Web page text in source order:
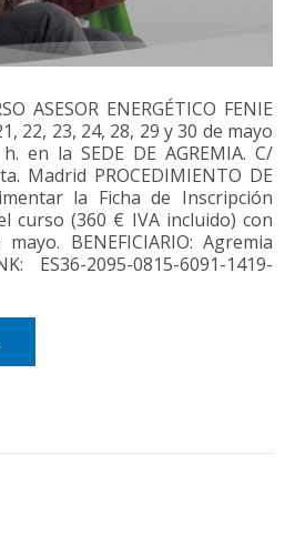
ASESOR ENERGÉTICO FENIE
22, 23, 24, 28, 29 y 30 de mayo
en la SEDE DE AGREMIA. C/
Madrid PROCEDIMIENTO DE
la Ficha de Inscripción
curso (360 € IVA incluido) con
BENEFICIARIO: Agremia
ES36-2095-0815-6091-1419-